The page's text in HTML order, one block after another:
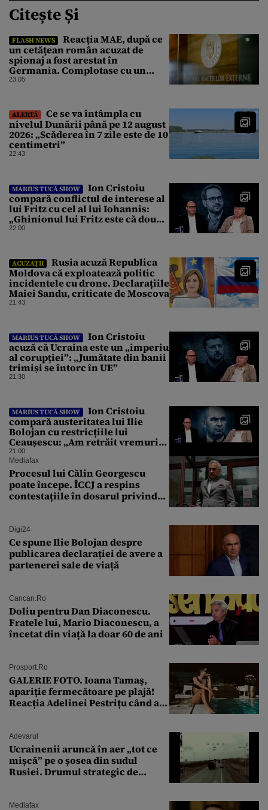
Citește Și
FLASH NEWS
Reacția MAE, după ce
un cetăţean român acuzat de
spionaj a fost arestat în
Germania. Complotase cu un
ucrainean ca să asasineze un
23:05
ALERTĂ
Ce se va întâmpla cu
nivelul Dunării până pe 12 august
2026: „Scăderea în 7 zile este de 10
centimetri”
22:43
MARIUS TUCĂ SHOW
Ion Cristoiu
compară conflictul de interese al
lui Fritz cu cel al lui Iohannis:
„Ghinionul lui Fritz este că două
instanțe l-au declarat
22:00
ACUZAȚII
Rusia acuză Republica
Moldova că exploatează politic
incidentele cu drone. Declarațiile
Maiei Sandu, criticate de Moscova
21:43
MARIUS TUCĂ SHOW
Ion Cristoiu
acuză că Ucraina este un „imperiu
al corupției”: „Jumătate din banii
trimiși se întorc în UE”
21:30
MARIUS TUCĂ SHOW
Ion Cristoiu
compară austeritatea lui Ilie
Bolojan cu restricțiile lui
Ceaușescu: „Am retrăit vremurile
tinereții”
21:00
Mediafax
Procesul lui Călin Georgescu
poate începe. ÎCCJ a respins
contestațiile în dosarul privind
Digi24
Ce spune Ilie Bolojan despre
publicarea declarației de avere a
partenerei sale de viață
Cancan.ro
Doliu pentru Dan Diaconescu.
Fratele lui, Mario Diaconescu, a
încetat din viață la doar 60 de ani
Prosport.ro
GALERIE FOTO. Ioana Tamaş,
apariție fermecătoare pe plajă!
Reacția Adelinei Pestrițu când a
Adevarul
Ucrainenii aruncă în aer „tot ce
mișcă” pe o șosea din sudul
Rusiei. Drumul strategic de
Mediafax